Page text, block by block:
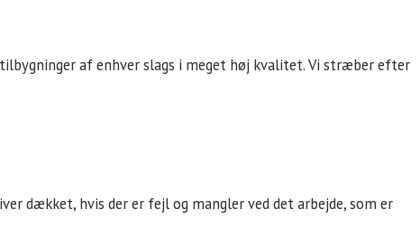
af enhver slags i meget høj kvalitet. Vi stræber efter
dækket, hvis der er fejl og mangler ved det arbejde, som er